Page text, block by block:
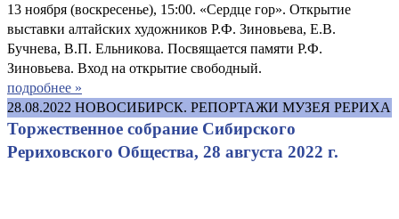
13 ноября (воскресенье), 15:00. «Сердце гор». Открытие
выставки алтайских художников Р.Ф. Зиновьева, Е.В.
Бучнева, В.П. Ельникова. Посвящается памяти Р.Ф.
Зиновьева. Вход на открытие свободный.
подробнее »
28.08.2022 НОВОСИБИРСК. РЕПОРТАЖИ МУЗЕЯ РЕРИХА
Торжественное собрание Сибирского
Рериховского Общества, 28 августа 2022 г.